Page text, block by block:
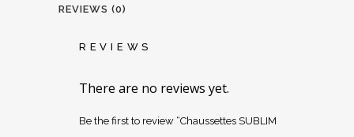
REVIEWS (0)
REVIEWS
There are no reviews yet.
Be the first to review “Chaussettes SUBLIM